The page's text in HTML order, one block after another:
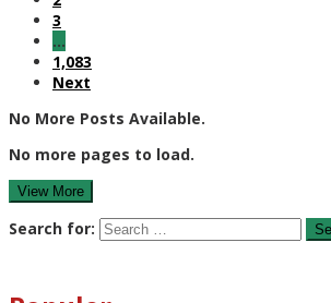
3
…
1,083
Next
No More Posts Available.
No more pages to load.
View More
Search for: